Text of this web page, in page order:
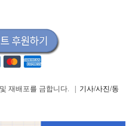
및 재배포를 금합니다. | 기사/사진/동